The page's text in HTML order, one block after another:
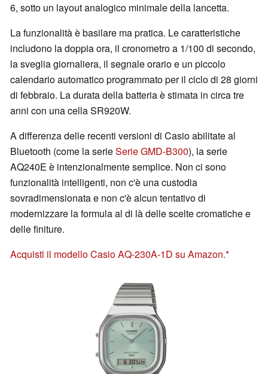
6, sotto un layout analogico minimale della lancetta.
La funzionalità è basilare ma pratica. Le caratteristiche
includono la doppia ora, il cronometro a 1/100 di secondo,
la sveglia giornaliera, il segnale orario e un piccolo
calendario automatico programmato per il ciclo di 28 giorni
di febbraio. La durata della batteria è stimata in circa tre
anni con una cella SR920W.
A differenza delle recenti versioni di Casio abilitate al
Bluetooth (come la serieSerie GMD-B300), la serie
AQ240E è intenzionalmente semplice. Non ci sono
funzionalità intelligenti, non c'è una custodia
sovradimensionata e non c'è alcun tentativo di
modernizzare la formula al di là delle scelte cromatiche e
delle finiture.
Acquisti il modello Casio AQ-230A-1D su Amazon.